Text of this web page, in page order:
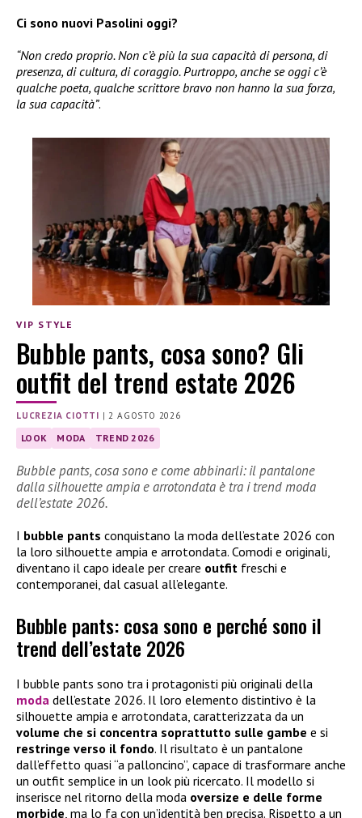
Ci sono nuovi Pasolini oggi?
“Non credo proprio. Non c’è più la sua capacità di persona, di
presenza, di cultura, di coraggio. Purtroppo, anche se oggi c’è
qualche poeta, qualche scrittore bravo non hanno la sua forza,
la sua capacità”.
VIP STYLE
Bubble pants, cosa sono? Gli
outfit del trend estate 2026
LUCREZIA CIOTTI |2 AGOSTO 2026
LOOK MODA TREND 2026
Bubble pants, cosa sono e come abbinarli: il pantalone
dalla silhouette ampia e arrotondata è tra i trend moda
dell’estate 2026.
I bubble pants conquistano la moda dell’estate 2026 con
la loro silhouette ampia e arrotondata. Comodi e originali,
diventano il capo ideale per creare outfit freschi e
contemporanei, dal casual all’elegante.
Bubble pants: cosa sono e perché sono il
trend dell’estate 2026
I bubble pants sono tra i protagonisti più originali della
moda dell’estate 2026. Il loro elemento distintivo è la
silhouette ampia e arrotondata, caratterizzata da un
volume che si concentra soprattutto sulle gambe e si
restringe verso il fondo. Il risultato è un pantalone
dall’effetto quasi “a palloncino”, capace di trasformare anche
un outfit semplice in un look più ricercato. Il modello si
inserisce nel ritorno della moda oversize e delle forme
morbide , ma lo fa con un’identità ben precisa. Rispetto a un